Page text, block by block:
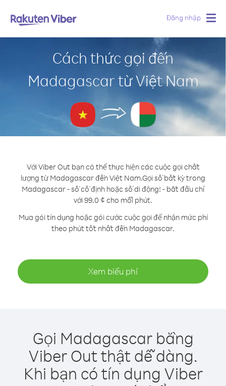
Đăng nhập
Cách thức gọi đến
Madagascar từ Việt Nam
Với Viber Out bạn có thể thực hiện các cuộc gọi chất
lượng từ Madagascar đến Việt Nam.Gọi số bất kỳ trong
Madagascar - số cố định hoặc số di động! - bắt đầu chỉ
với 99.0 ¢ cho mỗi phút.
Mua gói tín dụng hoặc gói cước cuộc gọi để nhận mức phí
theo phút tốt nhất đến Madagascar.
Xem biểu phí
Gọi Madagascar bằng
Viber Out thật dễ dàng.
Khi bạn có tín dụng Viber